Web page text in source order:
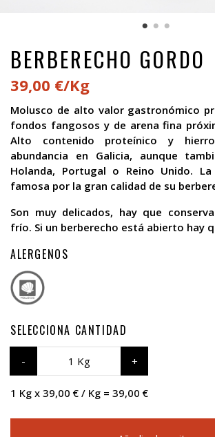
BERBERECHO GORDO
39,00 €/Kg
Molusco de alto valor gastronómico
fondos fangosos y de arena fina
Alto contenido proteínico y
abundancia en Galicia, aunque
Holanda, Portugal o Reino Unido.
famosa por la gran calidad de su
Son muy delicados, hay que
frío. Si un berberecho está abierto hay
ALERGENOS
SELECCIONA CANTIDAD
1 Kg
1 Kg x 39,00 € / Kg = 39,00 €